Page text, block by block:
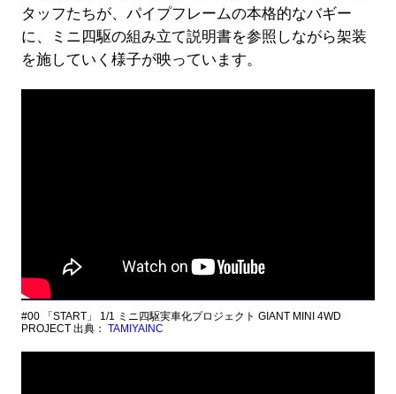
タッフたちが、パイプフレームの本格的なバギー
に、ミニ四駆の組み立て説明書を参照しながら架装
を施していく様子が映っています。
#00 「START」 1/1 ミニ四駆実車化プロジェクト GIANT MINI 4WD
PROJECT 出典： TAMIYAINC